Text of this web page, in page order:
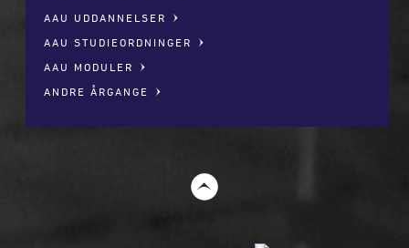
AAU UDDANNELSER
AAU STUDIEORDNINGER
AAU MODULER
ANDRE ÅRGANGE
t